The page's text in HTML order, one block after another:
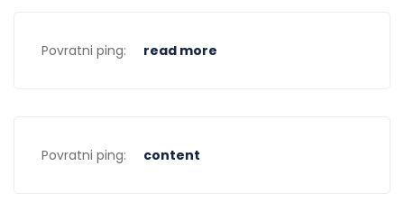
Povratni ping: read more
Povratni ping: content